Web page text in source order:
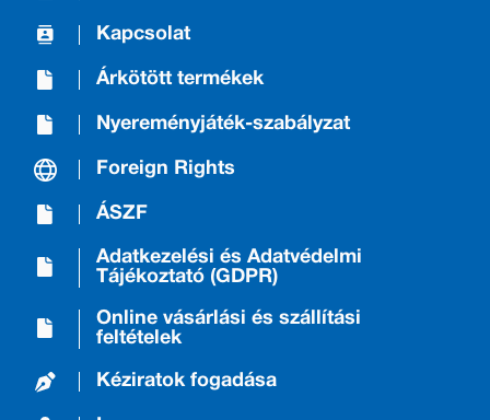
Kapcsolat
Árkötött termékek
Nyereményjáték-szabályzat
Foreign Rights
ÁSZF
Adatkezelési és Adatvédelmi
Tájékoztató (GDPR)
Online vásárlási és szállítási
feltételek
Kéziratok fogadása